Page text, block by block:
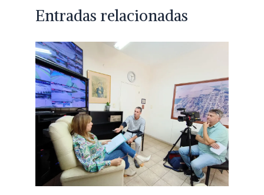
Entradas relacionadas